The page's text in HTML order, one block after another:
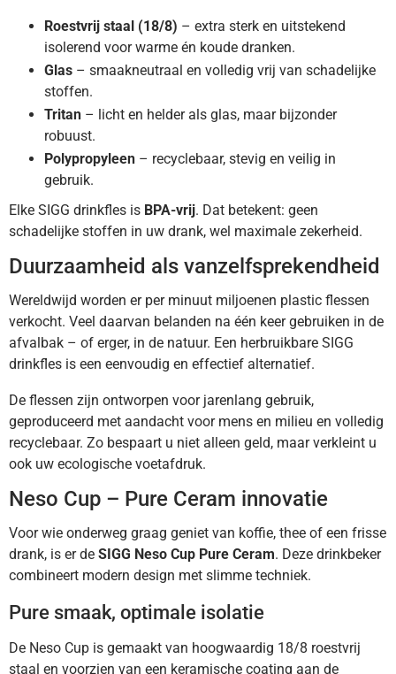
Roestvrij staal (18/8) – extra sterk en uitstekend
isolerend voor warme én koude dranken.
Glas – smaakneutraal en volledig vrij van schadelijke
stoffen.
Tritan – licht en helder als glas, maar bijzonder
robuust.
Polypropyleen – recyclebaar, stevig en veilig in
gebruik.
Elke SIGG drinkfles is BPA-vrij. Dat betekent: geen
schadelijke stoffen in uw drank, wel maximale zekerheid.
Duurzaamheid als vanzelfsprekendheid
Wereldwijd worden er per minuut miljoenen plastic flessen
verkocht. Veel daarvan belanden na één keer gebruiken in de
afvalbak – of erger, in de natuur. Een herbruikbare SIGG
drinkfles is een eenvoudig en effectief alternatief.
De flessen zijn ontworpen voor jarenlang gebruik,
geproduceerd met aandacht voor mens en milieu en volledig
recyclebaar. Zo bespaart u niet alleen geld, maar verkleint u
ook uw ecologische voetafdruk.
Neso Cup – Pure Ceram innovatie
Voor wie onderweg graag geniet van koffie, thee of een frisse
drank, is er de SIGG Neso Cup Pure Ceram. Deze drinkbeker
combineert modern design met slimme techniek.
Pure smaak, optimale isolatie
De Neso Cup is gemaakt van hoogwaardig 18/8 roestvrij
staal en voorzien van een keramische coating aan de